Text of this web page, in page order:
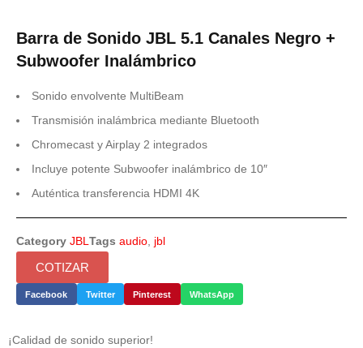
Barra de Sonido JBL 5.1 Canales Negro +
Subwoofer Inalámbrico
Sonido envolvente MultiBeam
Transmisión inalámbrica mediante Bluetooth
Chromecast y Airplay 2 integrados
Incluye potente Subwoofer inalámbrico de 10″
Auténtica transferencia HDMI 4K
Category JBL Tags audio jbl
COTIZAR
Facebook Twitter Pinterest WhatsApp
¡Calidad de sonido superior!